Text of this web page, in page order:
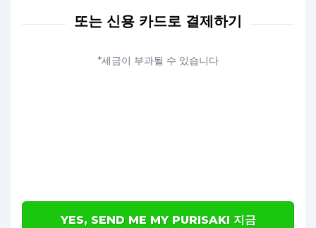
또는 신용 카드로 결제하기
*세금이 부과될 수 있습니다
YES, SEND ME MY PURISAKI 지금